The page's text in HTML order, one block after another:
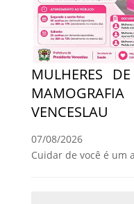
MULHERES
VENCESLAU
07/08/2026
Cuidar de você é um